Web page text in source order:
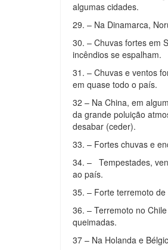
algumas cidades.
29. – Na Dinamarca,
30. – Chuvas fortes em
incêndios se espalham.
31. – Chuvas e ventos
em quase todo o país.
32 – Na China, em
da grande poluição
desabar (ceder).
33. – Fortes chuvas e
34. – Tempestades,
ao país.
35. – Forte terremoto
36. – Terremoto no
queimadas.
37 – Na Holanda e